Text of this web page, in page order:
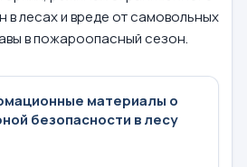
в лесах и вреде от самовольных
в пожароопасный сезон.
материалы о
безопасности в лесу